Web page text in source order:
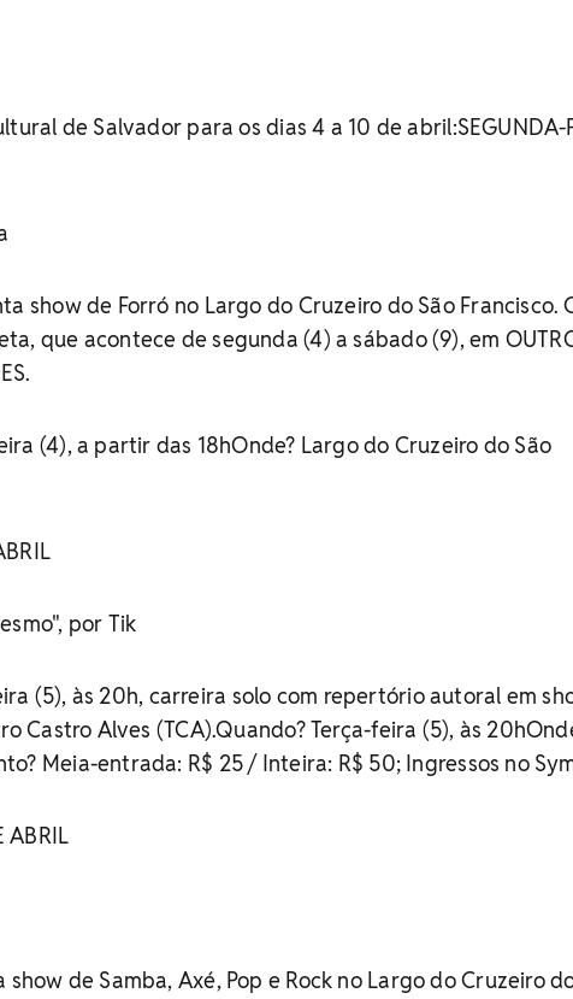
de Salvador para os dias 4 a 10 de abril:SEGUNDA-
show de Forró no Largo do Cruzeiro do São Francisco.
que acontece de segunda (4) a sábado (9), em
(4), a partir das 18hOnde? Largo do Cruzeiro do São
por Tik
(5), às 20h, carreira solo com repertório autoral em
Castro Alves (TCA).Quando? Terça-feira (5), às
Meia-entrada: R$ 25 / Inteira: R$ 50; Ingressos no
ABRIL
show de Samba, Axé, Pop e Rock no Largo do Cruzeiro